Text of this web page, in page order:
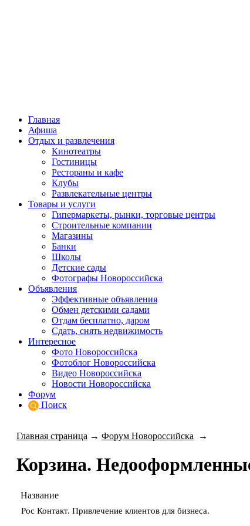
Главная
Афиша
Отдых и развлечения
Кинотеатры
Гостиницы
Рестораны и кафе
Клубы
Развлекательные центры
Товары и услуги
Гипермаркеты, рынки, торговые центры
Строительные компании
Магазины
Банки
Школы
Детские сады
Фотографы Новороссийска
Объявления
Эффективные объявления
Обмен детскими садами
Отдам бесплатно, даром
Сдать, снять недвижимость
Интересное
Фото Новороссийска
Фотоблог Новороссийска
Видео Новороссийска
Новости Новороссийска
Форум
Поиск
Главная страница → Форум Новороссийска →
Корзина.
Название
Рос Контакт. Привлечение клиентов для бизнеса.